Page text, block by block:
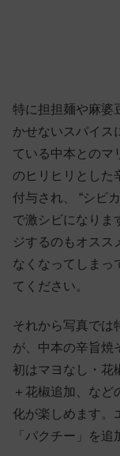
特に担担麺や麻婆
かせないスパイス
ている中本とのマ
のヒリヒリとし
付与され、 “シビ
で激シビになりま
ジするのもオスス
なくなってしまっ
てください。
それから写真では
が、中本の辛旨焼
初はマヨなし・花
＋花椒追加、な
化が楽しめます。
「パクチー」を追